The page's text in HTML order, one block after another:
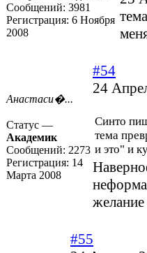
Сообщений: 3981
Регистрация: 6 Ноября
2008
Анастаси�...
Статус —
Академик
Сообщений: 2273
Регистрация: 14
Марта 2008
#54
24
Синто
тема
и это" и
желание
#55